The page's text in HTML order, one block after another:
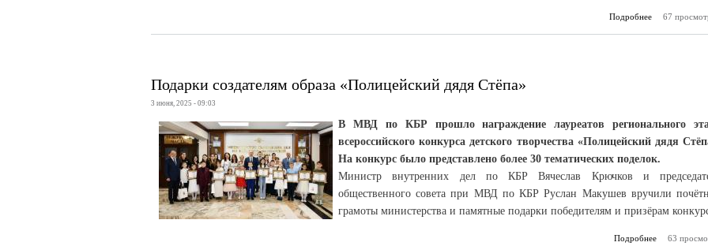
Подробнее
о Учитель-
67
Подарки создателям образа «Полицейский дядя Стёпа»
3 июня, 2025 - 09:03
В МВД по КБР прошло награждение лауреатов регионального
всероссийского конкурса детского творчества «Полицейский дядя
На конкурс было представлено более 30 тематических поделок.
Министр внутренних дел по КБР Вячеслав Крючков и
общественного совета при МВД по КБР Руслан Макушев вручили
грамоты министерства и памятные подарки победителям и призёрам
Подробнее
о
63